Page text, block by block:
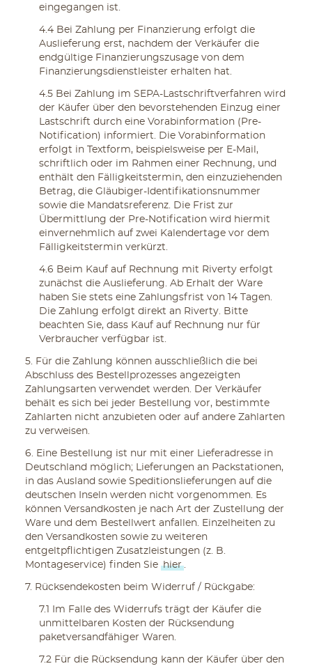
eingegangen ist.
4.4 Bei Zahlung per Finanzierung erfolgt die
Auslieferung erst, nachdem der Verkäufer die
endgültige Finanzierungszusage von dem
Finanzierungsdienstleister erhalten hat.
4.5 Bei Zahlung im SEPA-Lastschriftverfahren wird
der Käufer über den bevorstehenden Einzug einer
Lastschrift durch eine Vorabinformation (Pre-
Notification) informiert. Die Vorabinformation
erfolgt in Textform, beispielsweise per E-Mail,
schriftlich oder im Rahmen einer Rechnung, und
enthält den Fälligkeitstermin, den einzuziehenden
Betrag, die Gläubiger-Identifikationsnummer
sowie die Mandatsreferenz. Die Frist zur
Übermittlung der Pre-Notification wird hiermit
einvernehmlich auf zwei Kalendertage vor dem
Fälligkeitstermin verkürzt.
4.6 Beim Kauf auf Rechnung mit Riverty erfolgt
zunächst die Auslieferung. Ab Erhalt der Ware
haben Sie stets eine Zahlungsfrist von 14 Tagen.
Die Zahlung erfolgt direkt an Riverty. Bitte
beachten Sie, dass Kauf auf Rechnung nur für
Verbraucher verfügbar ist.
5. Für die Zahlung können ausschließlich die bei
Abschluss des Bestellprozesses angezeigten
Zahlungsarten verwendet werden. Der Verkäufer
behält es sich bei jeder Bestellung vor, bestimmte
Zahlarten nicht anzubieten oder auf andere Zahlarten
zu verweisen.
6. Eine Bestellung ist nur mit einer Lieferadresse in
Deutschland möglich; Lieferungen an Packstationen,
in das Ausland sowie Speditionslieferungen auf die
deutschen Inseln werden nicht vorgenommen. Es
können Versandkosten je nach Art der Zustellung der
Ware und dem Bestellwert anfallen. Einzelheiten zu
den Versandkosten sowie zu weiteren
entgeltpflichtigen Zusatzleistungen (z. B.
Montageservice) finden Sie hier .
7. Rücksendekosten beim Widerruf / Rückgabe:
7.1 Im Falle des Widerrufs trägt der Käufer die
unmittelbaren Kosten der Rücksendung
paketversandfähiger Waren.
7.2 Für die Rücksendung kann der Käufer über den